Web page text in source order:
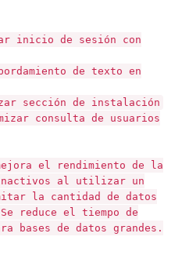
inicio de sesión con
de texto en
sección de instalación
consulta de usuarios
el rendimiento de la
al utilizar un
la cantidad de datos
reduce el tiempo de
bases de datos grandes.